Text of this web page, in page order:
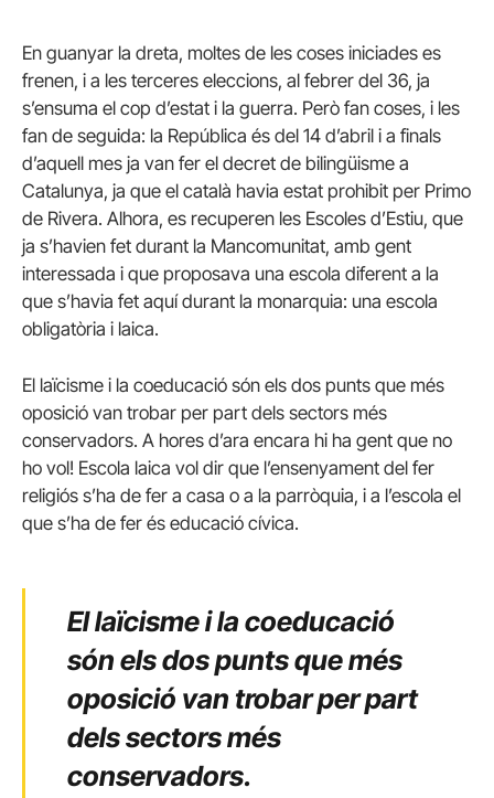
En guanyar la dreta, moltes de les coses iniciades es
frenen, i a les terceres eleccions, al febrer del 36, ja
s’ensuma el cop d’estat i la guerra. Però fan coses, i les
fan de seguida: la República és del 14 d’abril i a finals
d’aquell mes ja van fer el decret de bilingüisme a
Catalunya, ja que el català havia estat prohibit per Primo
de Rivera. Alhora, es recuperen les Escoles d’Estiu, que
ja s’havien fet durant la Mancomunitat, amb gent
interessada i que proposava una escola diferent a la
que s’havia fet aquí durant la monarquia: una escola
obligatòria i laica.
El laïcisme i la coeducació són els dos punts que més
oposició van trobar per part dels sectors més
conservadors. A hores d’ara encara hi ha gent que no
ho vol! Escola laica vol dir que l’ensenyament del fer
religiós s’ha de fer a casa o a la parròquia, i a l’escola el
que s’ha de fer és educació cívica.
El laïcisme i la coeducació
són els dos punts que més
oposició van trobar per part
dels sectors més
conservadors.